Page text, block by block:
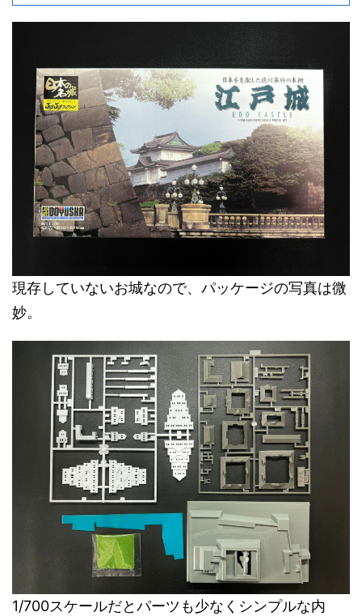
現存していないお城なので、パッケージの写真は微
妙。
1/700スケールだとパーツも少なくシンプルな内